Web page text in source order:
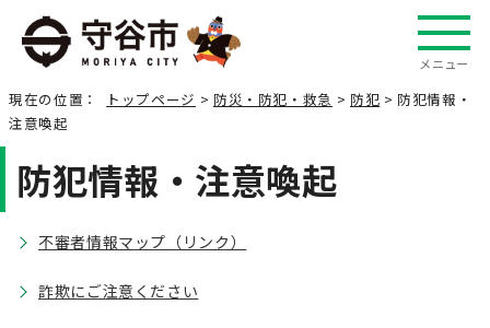
メニュー
現在の位置： トップページ > 防災・防犯・救急 > 防犯 > 防犯情報・
注意喚起
防犯情報・注意喚起
不審者情報マップ（リンク）
詐欺にご注意ください